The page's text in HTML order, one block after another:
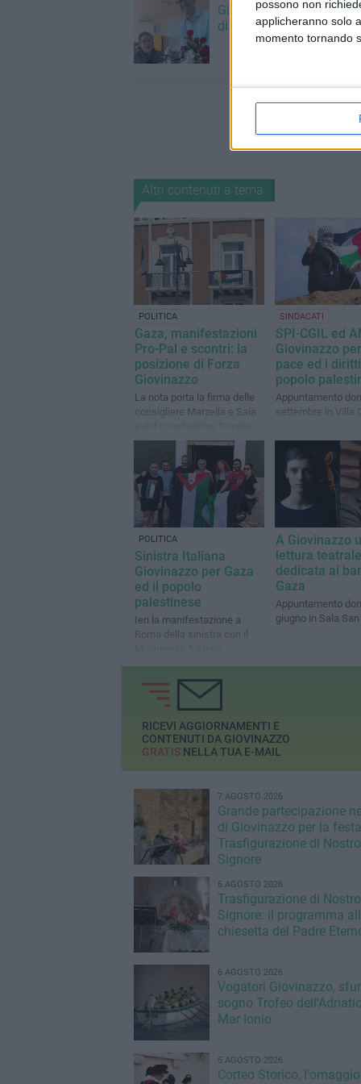
possono non
applicheranno solo
momento tornando
Giovinazzo festeggia i
di Maria Colamaria
Altri contenuti a tema
POLITICA
Gaza, manifestazioni
Pro-Pal e scontri: la
posizione di Forza
Giovinazzo
La nota porta la firma delle
consigliere Marzella e Sala
SINDACATI
SPI-CGIL ed
Giovinazzo
pace ed i diritti
popolo
Appuntamento
settembre in Villa
POLITICA
Sinistra Italiana
Giovinazzo per Gaza
ed il popolo
palestinese
Ieri la manifestazione a
Roma della sinistra con il
A Giovinazzo
lettura teatrale
dedicata ai
Gaza
Appuntamento
giugno in Sala
RICEVI AGGIORNAMENTI E
CONTENUTI DA GIOVINAZZO
GRATISNELLA TUA E-MAIL
7 AGOSTO 2026
Grande partecipazione
di Giovinazzo per la
Trasfigurazione di Nostro
Signore
6 AGOSTO 2026
Trasfigurazione di Nostro
Signore: il programma
chiesetta del Padre
6 AGOSTO 2026
Vogatori Giovinazzo,
sogno Trofeo
Mar Ionio
5 AGOSTO 2026
Corteo Storico,